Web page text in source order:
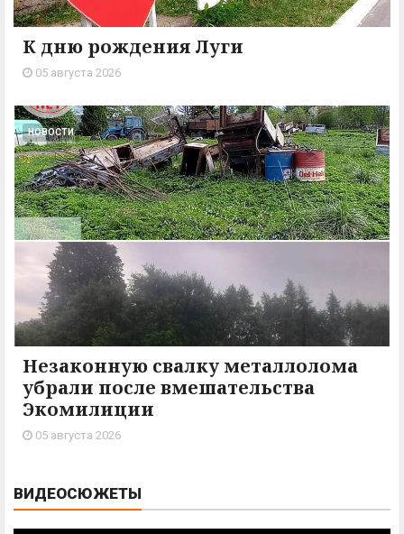
К дню рождения Луги
05 августа 2026
НОВОСТИ
Незаконную свалку металлолома
убрали после вмешательства
Экомилиции
05 августа 2026
ВИДЕОСЮЖЕТЫ